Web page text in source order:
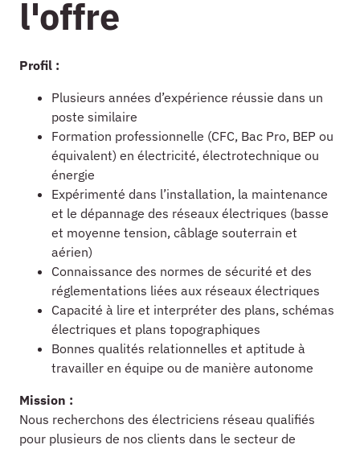
l'offre
Profil :
Plusieurs années d’expérience réussie dans un
poste similaire
Formation professionnelle (CFC, Bac Pro, BEP ou
équivalent) en électricité, électrotechnique ou
énergie
Expérimenté dans l’installation, la maintenance
et le dépannage des réseaux électriques (basse
et moyenne tension, câblage souterrain et
aérien)
Connaissance des normes de sécurité et des
réglementations liées aux réseaux électriques
Capacité à lire et interpréter des plans, schémas
électriques et plans topographiques
Bonnes qualités relationnelles et aptitude à
travailler en équipe ou de manière autonome
Mission :
Nous recherchons des électriciens réseau qualifiés
pour plusieurs de nos clients dans le secteur de